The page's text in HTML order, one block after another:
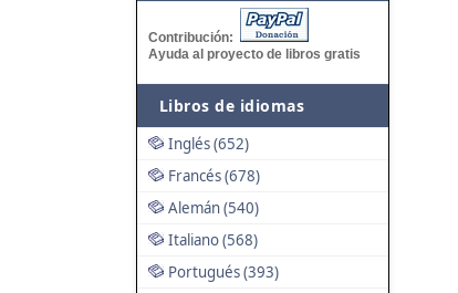
Contribución:
Ayuda al proyecto de libros gratis
Libros de idiomas
Inglés (652)
Francés (678)
Alemán (540)
Italiano (568)
Portugués (393)